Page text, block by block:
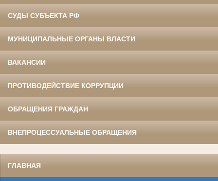
СУДЫ СУБЪЕКТА РФ
МУНИЦИПАЛЬНЫЕ ОРГАНЫ ВЛАСТИ
ВАКАНСИИ
ПРОТИВОДЕЙСТВИЕ КОРРУПЦИИ
ОБРАЩЕНИЯ ГРАЖДАН
ВНЕПРОЦЕССУАЛЬНЫЕ ОБРАЩЕНИЯ
ГЛАВНАЯ